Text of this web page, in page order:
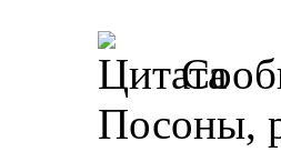
Посоны,